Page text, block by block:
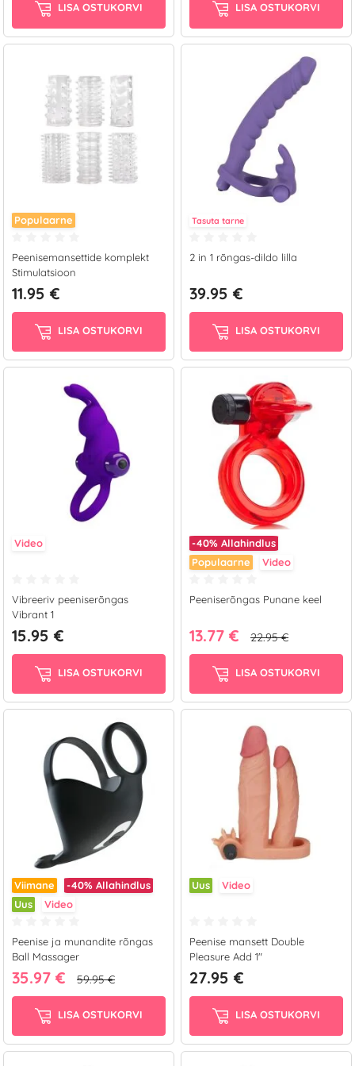
LISA OSTUKORVI LISA OSTUKORVI
Populaarne
Peenisemansettide komplekt
Stimulatsioon
11.95 €
LISA OSTUKORVI
Tasuta tarne
2 in 1 rõngas-dildo lilla
39.95 €
LISA OSTUKORVI
Video
Vibreeriv peeniserõngas
Vibrant 1
15.95 €
LISA OSTUKORVI
-40% Allahindlus
Populaarne
Video
Peeniserõngas Punane keel
13.77 € 22.95 €
LISA OSTUKORVI
Viimane -40% Allahindlus
Uus
Video
Peenise ja munandite rõngas
Ball Massager
35.97 € 59.95 €
LISA OSTUKORVI
Uus Video
Peenise mansett Double
Pleasure Add 1"
27.95 €
LISA OSTUKORVI